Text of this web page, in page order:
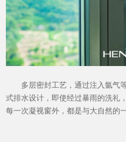
多层密封工艺，通过注入氩气等
式排水设计，即使经过暴雨的洗礼
每一次凝视窗外，都是与大自然的